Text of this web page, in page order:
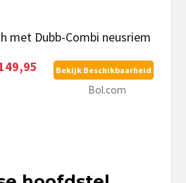
met Dubb-Combi neusriem
Bekijk Beschikbaarheid
Bol.com